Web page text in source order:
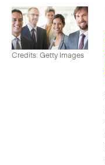
Credits: Getty Images